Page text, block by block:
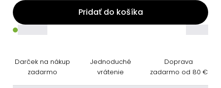
Pridať do košíka
Darček na nákup
zadarmo
Jednoduché
vrátenie
Doprava
zadarmo od 80 €